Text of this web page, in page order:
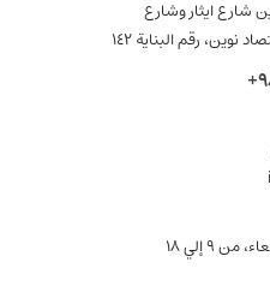
شارع ايثار وشارع
نوين، رقم البناية ١٤٢
9 إلي 18